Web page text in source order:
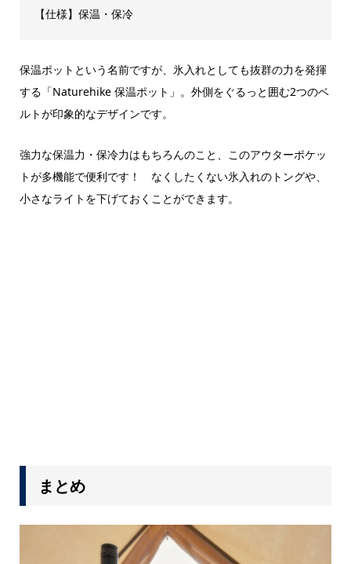
【仕様】保温・保冷
保温ポットという名前ですが、氷入れとしても抜群の力を発揮
する「Naturehike 保温ポット」。外側をぐるっと囲む2つのベ
ルトが印象的なデザインです。
強力な保温力・保冷力はもちろんのこと、このアウターポケッ
トが多機能で便利です！ なくしたくない氷入れのトングや、
小さなライトを下げておくことができます。
まとめ